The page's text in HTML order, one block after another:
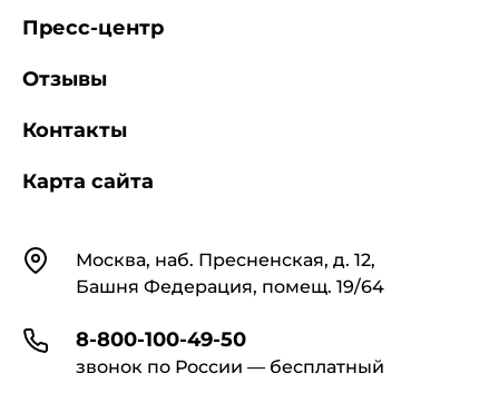
КонтактыМосква, наб. Пресненская, д. 12,
Башня Федерация, помещ. 19/64
8-800-100-49-50
звонок по России — бесплатный
Пресс-центр
Отзывы
Контакты
Карта сайта